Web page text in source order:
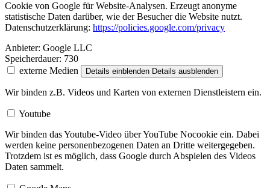
Cookie von Google für Website-Analysen. Erzeugt anonyme
statistische Daten darüber, wie der Besucher die Website nutzt.
Datenschutzerklärung: https://policies.google.com/privacy
Anbieter: Google LLC
Speicherdauer: 730
externe Medien
Details einblenden Details ausblenden
Wir binden z.B. Videos und Karten von externen Dienstleistern ein.
Youtube
Wir binden das Youtube-Video über YouTube Nocookie ein. Dabei
werden keine personenbezogenen Daten an Dritte weitergegeben.
Trotzdem ist es möglich, dass Google durch Abspielen des Videos
Daten sammelt.